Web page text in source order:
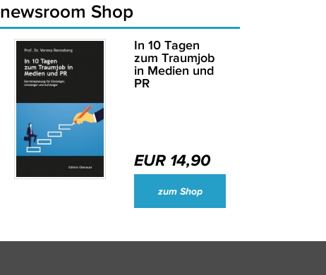
Wirtschaftsjournalisten und Unternehmenssprecher des Jahres 2024
newsroom Shop
In 10 Tagen
zum Traumjob
in Medien und
PR
EUR 14,90
zum Shop